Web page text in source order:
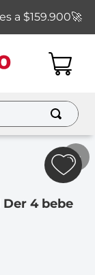
a $159.900🚀
4 bebe